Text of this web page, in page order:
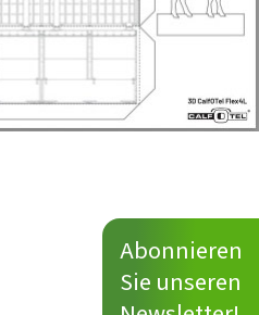
Abonnieren
Sie unseren